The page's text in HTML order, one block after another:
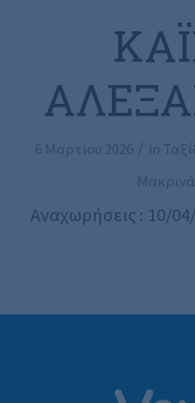
6 Μαρτίου 2026 / in
Αναχωρήσεις : 10/